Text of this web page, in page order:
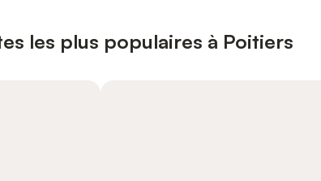
les plus populaires à Poitiers